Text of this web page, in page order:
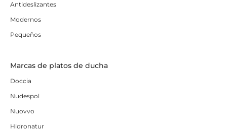
Antideslizantes
Modernos
Pequeños
Marcas de platos de ducha
Doccia
Nudespol
Nuovvo
Hidronatur